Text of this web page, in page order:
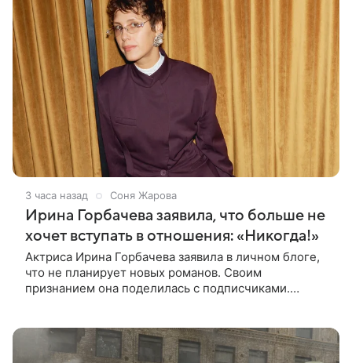
3 часа назад Соня Жарова
Ирина Горбачева заявила, что больше не
хочет вступать в отношения: «Никогда!»
Актриса Ирина Горбачева заявила в личном блоге,
что не планирует новых романов. Своим
признанием она поделилась с подписчиками.